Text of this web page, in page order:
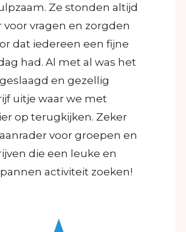
Ze stonden altijd
voor vragen en zorgden
dat iedereen een fijne
had. Al met al was het
en gezellig
uitje waar we met
op terugkijken. Zeker
voor groepen en
die een leuke en
activiteit zoeken!